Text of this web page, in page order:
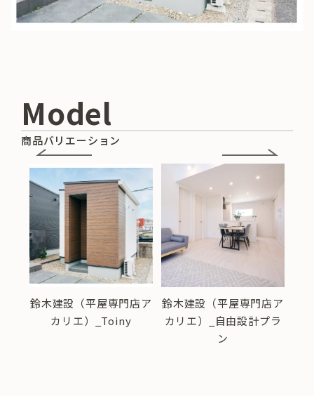
Model
商品バリエーション
鈴木建設（平屋専門店ア
カリエ）_Toiny
鈴木建設（平屋専門店ア
カリエ）_自由設計プラ
ン